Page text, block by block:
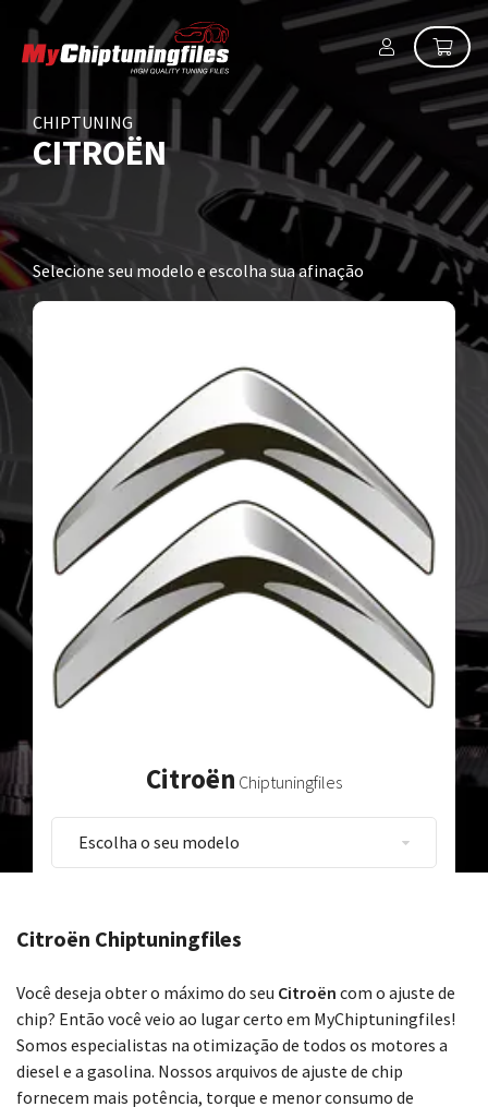
CHIPTUNING
CITROËN
Selecione seu modelo e escolha sua afinação
Citroën Chiptuningfiles
Escolha o seu modelo
Citroën Chiptuningfiles
Você deseja obter o máximo do seu Citroën com o ajuste de
chip? Então você veio ao lugar certo em MyChiptuningfiles!
Somos especialistas na otimização de todos os motores a
diesel e a gasolina. Nossos arquivos de ajuste de chip
fornecem mais potência, torque e menor consumo de